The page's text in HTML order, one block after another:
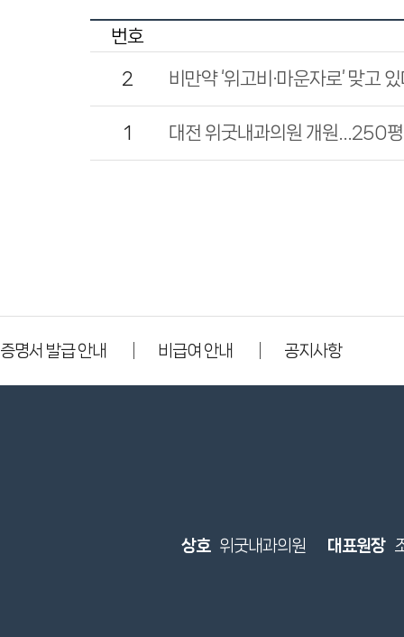
번호
2 비만약 ‘위고비·마운자로’ 맞고
1 대전 위굿내과의원 개원…250평
증명서 발급 안내 비급여 안내 공지사항
상호 위굿내과의원 대표원장